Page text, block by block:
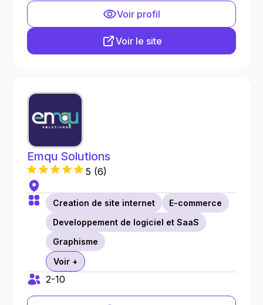
Voir profil
Voir le site
Emqu Solutions
5 (6)
Creation de site internet
E-commerce
Developpement de logiciel et SaaS
Graphisme
Voir +
2-10